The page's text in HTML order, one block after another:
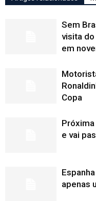
Sem
visita do
em
Copa
e vai
apenas